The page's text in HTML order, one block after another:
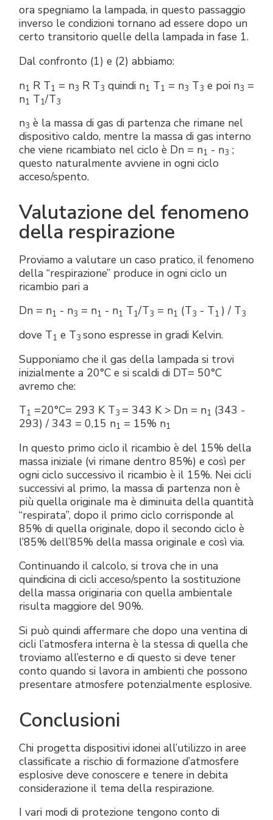
ora spegniamo la lampada, in questo passaggio
inverso le condizioni tornano ad essere dopo un
certo transitorio quelle della lampada in fase 1.
Dal confronto (1) e (2) abbiamo:
n1 R T1 = n3 R T3 quindi n1 T1 = n3 T3 e poi n3 =
n1 T1/T3
n3 è la massa di gas di partenza che rimane nel
dispositivo caldo, mentre la massa di gas interno
che viene ricambiato nel ciclo è Dn = n1 - n3 ;
questo naturalmente avviene in ogni ciclo
acceso/spento.
Valutazione del fenomeno
della respirazione
Proviamo a valutare un caso pratico, il fenomeno
della “respirazione” produce in ogni ciclo un
ricambio pari a
Dn = n1 - n3 = n1 - n1 T1/T3 = n1 (T3 - T1 ) / T3
dove T1 e T3 sono espresse in gradi Kelvin.
Supponiamo che il gas della lampada si trovi
inizialmente a 20°C e si scaldi di DT= 50°C
avremo che:
T1 =20°C= 293 K T3 = 343 K > Dn = n1 (343 -
293) / 343 = 0,15 n1 = 15% n1
In questo primo ciclo il ricambio è del 15% della
massa iniziale (vi rimane dentro 85%) e così per
ogni ciclo successivo il ricambio è il 15%. Nei cicli
successivi al primo, la massa di partenza non è
più quella originale ma è diminuita della quantità
“respirata”, dopo il primo ciclo corrisponde al
85% di quella originale, dopo il secondo ciclo è
l’85% dell’85% della massa originale e così via.
Continuando il calcolo, si trova che in una
quindicina di cicli acceso/spento la sostituzione
della massa originaria con quella ambientale
risulta maggiore del 90%.
Si può quindi affermare che dopo una ventina di
cicli l’atmosfera interna è la stessa di quella che
troviamo all’esterno e di questo si deve tener
conto quando si lavora in ambienti che possono
presentare atmosfere potenzialmente esplosive.
Conclusioni
Chi progetta dispositivi idonei all’utilizzo in aree
classificate a rischio di formazione d’atmosfere
esplosive deve conoscere e tenere in debita
considerazione il tema della respirazione.
I vari modi di protezione tengono conto di